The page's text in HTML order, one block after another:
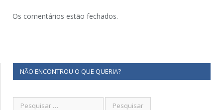
Os comentários estão fechados.
NÃO ENCONTROU O QUE QUERIA?